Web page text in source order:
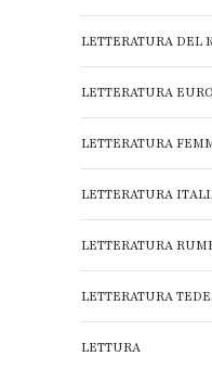
LETTERATURA DEL
LETTERATURA
LETTERATURA
LETTERATURA
LETTERATURA
LETTERATURA
LETTURA